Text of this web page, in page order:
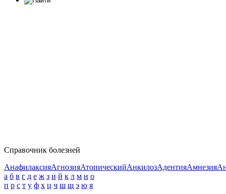
Справочник болезней
АнафилаксияАгнозияАтопическийАнкилозАдентияАмнезия
а б в г д е ж з и й к л м н о
п р с т у ф х ц ч ш щ э ю я